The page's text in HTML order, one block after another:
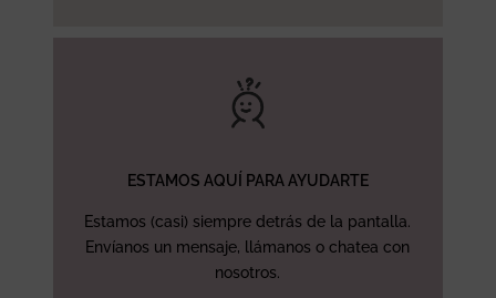
ESTAMOS AQUÍ PARA AYUDARTE
Estamos (casi) siempre detrás de la pantalla.
Envíanos un mensaje, llámanos o chatea con
nosotros.